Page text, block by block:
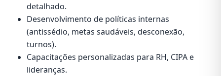
detalhado.
Desenvolvimento de políticas internas
(antissédio, metas saudáveis, desconexão,
turnos).
Capacitações personalizadas para RH, CIPA e
lideranças.